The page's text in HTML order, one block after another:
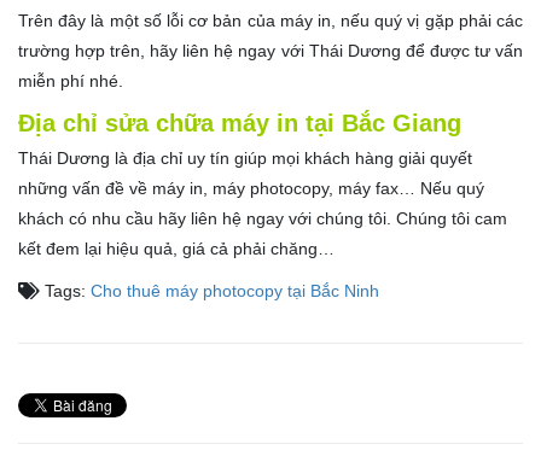
Trên đây là một số lỗi cơ bản của máy in, nếu quý vị gặp phải các
trường hợp trên, hãy liên hệ ngay với Thái Dương để được tư vấn
miễn phí nhé.
Địa chỉ sửa chữa máy in tại Bắc Giang
Thái Dương là địa chỉ uy tín giúp mọi khách hàng giải quyết
những vấn đề về máy in, máy photocopy, máy fax… Nếu quý
khách có nhu cầu hãy liên hệ ngay với chúng tôi. Chúng tôi cam
kết đem lại hiệu quả, giá cả phải chăng…
Tags: Cho thuê máy photocopy tại Bắc Ninh